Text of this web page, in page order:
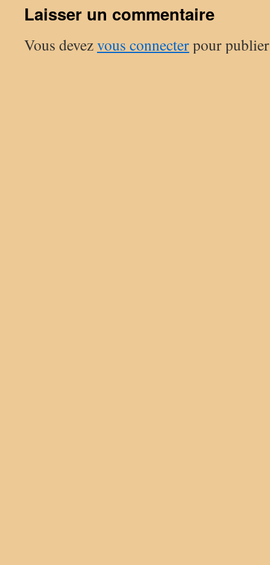
Laisser un commentaire
Vous devezvous connecterpour